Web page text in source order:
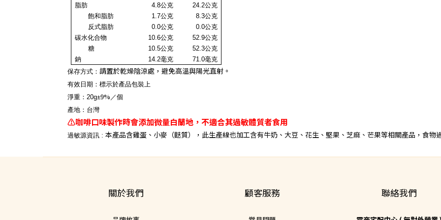
脂肪
4.8公克
24.2公克
飽和脂肪
1.7公克 8.3公克
反式脂肪
0.0公克 0.0公克
碳水化合物
10.6公克 52.9公克
糖
10.5公克
52.3公克
鈉
14.2毫克 71.0毫克
保存方式： 請置於乾燥陰涼處，避免高溫與陽光直射。
有效日期：標示於產品包裝上
淨重：20g±9% ／個
產地 ： 台灣
⚠️咖啡口味製作時會添加微量白蘭地，不適合其過敏體質者食用
過敏源資訊 : 本產品含雞蛋、小麥（麩質），此生產線也加工含有牛奶、大豆、花生、堅果、芝麻、芒果等相關產品，食物
關於我們 顧客服務 聯絡我們